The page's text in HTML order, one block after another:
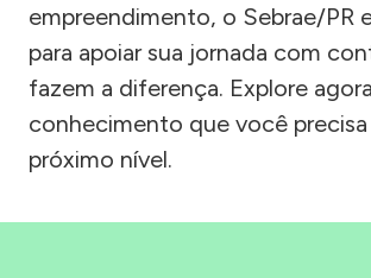
empreendimento, o Sebrae/PR
para apoiar sua jornada com
fazem a diferença. Explore
conhecimento que você precisa
próximo nível.